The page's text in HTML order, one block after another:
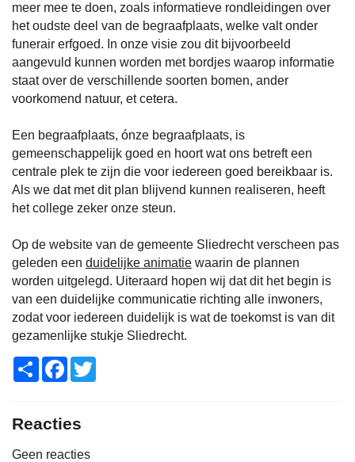
meer mee te doen, zoals informatieve rondleidingen over
het oudste deel van de begraafplaats, welke valt onder
funerair erfgoed. In onze visie zou dit bijvoorbeeld
aangevuld kunnen worden met bordjes waarop informatie
staat over de verschillende soorten bomen, ander
voorkomend natuur, et cetera.
Een begraafplaats, ónze begraafplaats, is
gemeenschappelijk goed en hoort wat ons betreft een
centrale plek te zijn die voor iedereen goed bereikbaar is.
Als we dat met dit plan blijvend kunnen realiseren, heeft
het college zeker onze steun.
Op de website van de gemeente Sliedrecht verscheen pas
geleden een duidelijke animatie waarin de plannen
worden uitgelegd. Uiteraard hopen wij dat dit het begin is
van een duidelijke communicatie richting alle inwoners,
zodat voor iedereen duidelijk is wat de toekomst is van dit
gezamenlijke stukje Sliedrecht.
ShareFacebook
Reacties
Geen reacties